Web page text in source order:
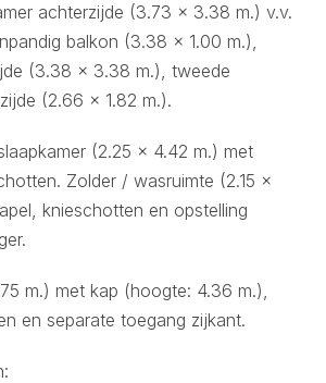
achterzijde (3.73 x 3.38 m.) v.v.
balkon (3.38 x 1.00 m.),
(3.38 x 3.38 m.), tweede
(2.66 x 1.82 m.).
(2.25 x 4.42 m.) met
Zolder / wasruimte (2.15 x
knieschotten en opstelling
m.) met kap (hoogte: 4.36 m.),
en separate toegang zijkant.